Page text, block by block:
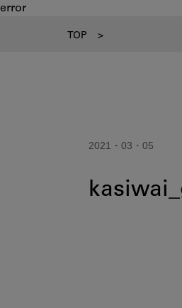
error
TOP >
2021・03・05